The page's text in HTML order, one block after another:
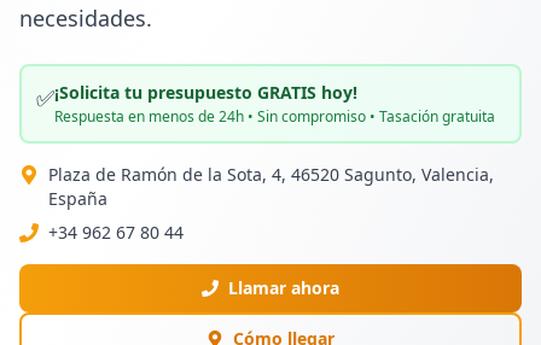
necesidades.
✅¡Solicita tu presupuesto GRATIS hoy!
Respuesta en menos de 24h • Sin compromiso • Tasación gratuita
Plaza de Ramón de la Sota, 4, 46520 Sagunto, Valencia,
España
+34 962 67 80 44
Llamar ahora
Cómo llegar